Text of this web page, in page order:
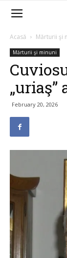
Acasă Mărturii şi
Mărturii şi minuni
February 20, 2026